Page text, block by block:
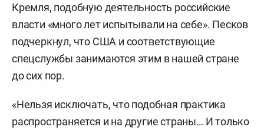
Кремля, подобную деятельность российские
власти «много лет испытывали на себе». Песков
подчеркнул, что США и соответствующие
спецслужбы занимаются этим в нашей стране
до сих пор.
«Нельзя исключать, что подобная практика
распространяется и на другие страны… И только